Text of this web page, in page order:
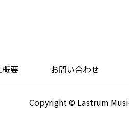
要 お問い合わせ
Copyright © Lastrum